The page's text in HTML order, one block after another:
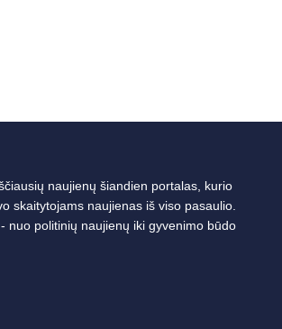
naujienų šiandien portalas, kurio
skaitytojams naujienas iš viso pasaulio.
nuo politinių naujienų iki gyvenimo būdo